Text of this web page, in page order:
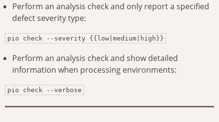
Perform an analysis check and only report a specified
defect severity type:
pio check --severity {{low|medium|high}}
Perform an analysis check and show detailed
information when processing environments:
pio check --verbose